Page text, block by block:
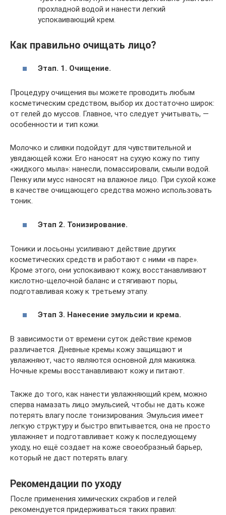
прохладной водой и нанести легкий
успокаивающий крем.
Как правильно очищать лицо?
Этап. 1. Очищение.
Процедуру очищения вы можете проводить любым
косметическим средством, выбор их достаточно широк:
от гелей до муссов. Главное, что следует учитывать, —
особенности и тип кожи.
Молочко и сливки подойдут для чувствительной и
увядающей кожи. Его наносят на сухую кожу по типу
«жидкого мыла»: нанесли, помассировали, смыли водой.
Пенку или мусс наносят на влажное лицо. При сухой коже
в качестве очищающего средства можно использовать
тоник.
Этап 2. Тонизирование.
Тоники и лосьоны усиливают действие других
косметических средств и работают с ними «в паре».
Кроме этого, они успокаивают кожу, восстанавливают
кислотно-щелочной баланс и стягивают поры,
подготавливая кожу к третьему этапу.
Этап 3. Нанесение эмульсии и крема.
В зависимости от времени суток действие кремов
различается. Дневные кремы кожу защищают и
увлажняют, часто являются основной для макияжа.
Ночные кремы восстанавливают кожу и питают.
Также до того, как нанести увлажняющий крем, можно
сперва намазать лицо эмульсией, чтобы не дать коже
потерять влагу после тонизирования. Эмульсия имеет
легкую структуру и быстро впитывается, она не просто
увлажняет и подготавливает кожу к последующему
уходу, но ещё создает на коже своеобразный барьер,
который не даст потерять влагу.
Рекомендации по уходу
После применения химических скрабов и гелей
рекомендуется придерживаться таких правил: